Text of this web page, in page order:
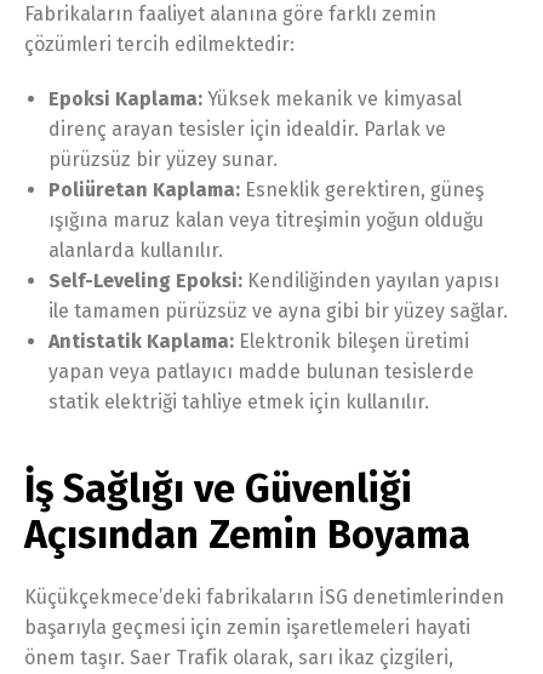
Fabrikaların faaliyet alanına göre farklı zemin
çözümleri tercih edilmektedir:
Epoksi Kaplama: Yüksek mekanik ve kimyasal
direnç arayan tesisler için idealdir. Parlak ve
pürüzsüz bir yüzey sunar.
Poliüretan Kaplama: Esneklik gerektiren, güneş
ışığına maruz kalan veya titreşimin yoğun olduğu
alanlarda kullanılır.
Self-Leveling Epoksi: Kendiliğinden yayılan yapısı
ile tamamen pürüzsüz ve ayna gibi bir yüzey sağlar.
Antistatik Kaplama: Elektronik bileşen üretimi
yapan veya patlayıcı madde bulunan tesislerde
statik elektriği tahliye etmek için kullanılır.
İş Sağlığı ve Güvenliği
Açısından Zemin Boyama
Küçükçekmece’deki fabrikaların İSG denetimlerinden
başarıyla geçmesi için zemin işaretlemeleri hayati
önem taşır. Saer Trafik olarak, sarı ikaz çizgileri,